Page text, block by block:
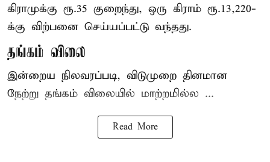
கிராமுக்கு ரூ.35 குறைந்து, ஒரு கிராம் ரூ.13,220-
க்கு விற்பனை செய்யப்பட்டு வந்தது.
தங்கம் விலை
இன்றைய நிலவரப்படி, விடுமுறை தினமான
நேற்று தங்கம் விலையில் மாற்றமில்ல ...
Read More